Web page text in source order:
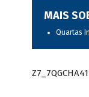
MAIS
Quartas